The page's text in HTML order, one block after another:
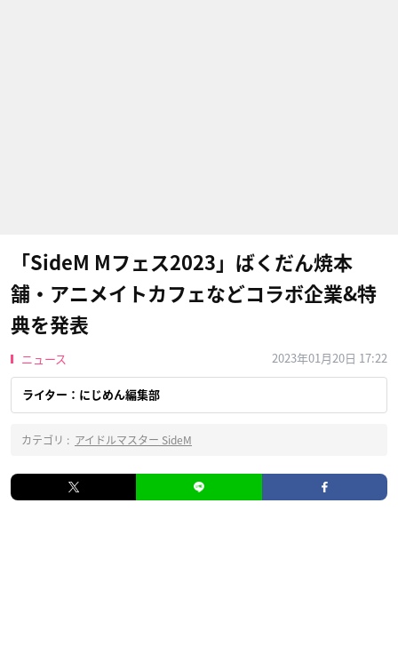
「SideM Mフェス2023」ばくだん焼本
舗・アニメイトカフェなどコラボ企業&特
典を発表
ニュース 2023年01月20日 17:22
ライター：にじめん編集部
カテゴリ : アイドルマスター SideM